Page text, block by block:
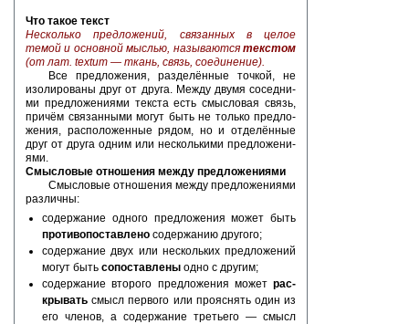
Что такое текст
Не­сколь­ко пред­ло­же­ний, свя­зан­ных в целое
темой и ос­нов­ной мыс­лью, на­зы­ва­ют­ся тек­стом
(от лат. textum — ткань, связь, со­еди­не­ние).
Все пред­ло­же­ния, раз­делённые точ­кой, не
изо­ли­ро­ва­ны друг от друга. Между двумя со­сед­ни­
ми пред­ло­же­ни­я­ми тек­ста есть смыс­ло­вая связь,
причём свя­зан­ны­ми могут быть не толь­ко пред­ло­
же­ния, рас­по­ло­жен­ные рядом, но и отделённые
друг от друга одним или не­сколь­ки­ми пред­ло­же­ни­
я­ми.
Смыс­ло­вые от­но­ше­ния между пред­ло­же­ни­я­ми
Смыс­ло­вые от­но­ше­ния между пред­ло­же­ни­я­ми
раз­лич­ны:
со­дер­жа­ние од­но­го пред­ло­же­ния может быть
про­ти­во­по­став­ле­но со­дер­жа­нию дру­го­го;
со­дер­жа­ние двух или не­сколь­ких пред­ло­же­ний
могут быть со­по­став­ле­ны одно с дру­гим;
со­дер­жа­ние вто­ро­го пред­ло­же­ния может рас­
кры­вать смысл пер­во­го или про­яс­нять один из
его чле­нов, а со­дер­жа­ние тре­тье­го — смысл